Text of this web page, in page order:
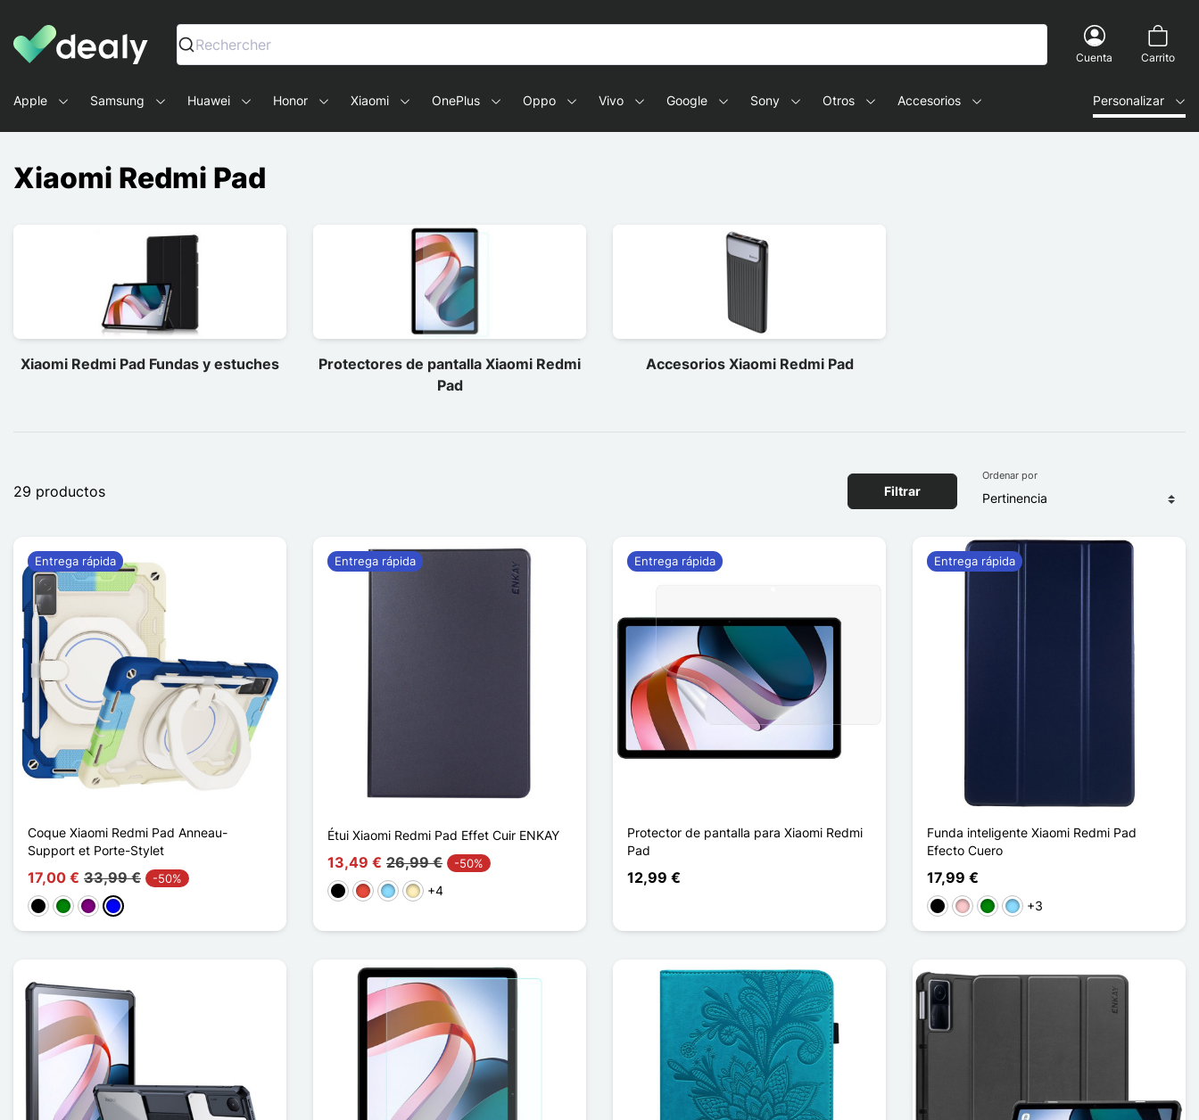
Dealy - Fundas y accesorios para smartphones y tablets
Rechercher
Cuenta Carrito
Apple Samsung Huawei Honor Xiaomi OnePlus Oppo Vivo Google Sony Otros Accesorios Personalizar
Xiaomi Redmi Pad
Xiaomi Redmi Pad Fundas y estuches
Protectores de pantalla Xiaomi Redmi
Pad
Accesorios Xiaomi Redmi Pad
29 productos Filtrar
Ordenar por
Coque Xiaomi Redmi Pad Anneau-
Support et Porte-Stylet
17,00 € 33,99 € -50%
NegroVerdePúrpura
Azul
Entrega rápida
Étui Xiaomi Redmi Pad Effet Cuir ENKAY
13,49 € 26,99 € -50%
NegroRojoAzul claro
Oro +4
Entrega rápida
Protector de pantalla para Xiaomi Redmi
Pad
12,99 €
Entrega rápida
Funda inteligente Xiaomi Redmi Pad
Efecto Cuero
17,99 €
NegroRosaVerdeAzul claro
+3
Entrega rápida